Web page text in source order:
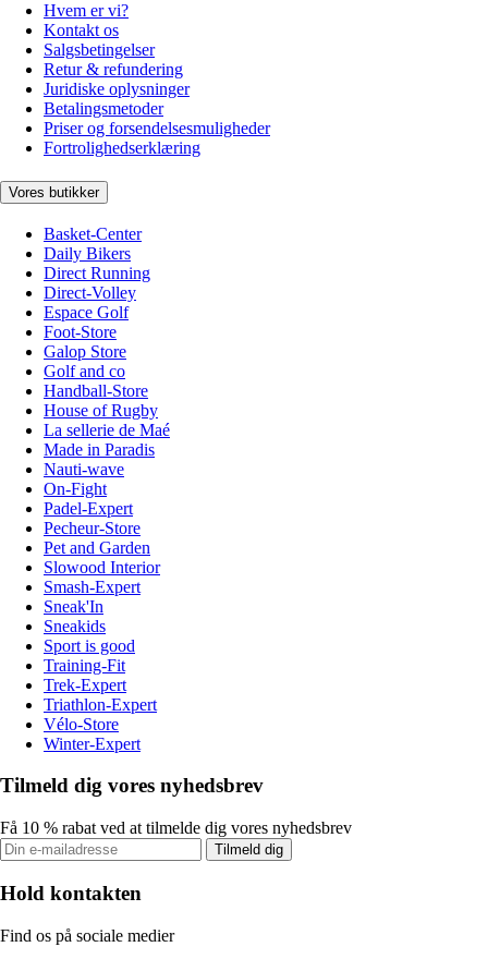
Hvem er vi?
Kontakt os
Salgsbetingelser
Retur & refundering
Juridiske oplysninger
Betalingsmetoder
Priser og forsendelsesmuligheder
Fortrolighedserklæring
Vores butikker
Basket-Center
Daily Bikers
Direct Running
Direct-Volley
Espace Golf
Foot-Store
Galop Store
Golf and co
Handball-Store
House of Rugby
La sellerie de Maé
Made in Paradis
Nauti-wave
On-Fight
Padel-Expert
Pecheur-Store
Pet and Garden
Slowood Interior
Smash-Expert
Sneak'In
Sneakids
Sport is good
Training-Fit
Trek-Expert
Triathlon-Expert
Vélo-Store
Winter-Expert
Tilmeld dig vores nyhedsbrev
Få 10 % rabat ved at tilmelde dig vores nyhedsbrev
Tilmeld dig
Hold kontakten
Find os på sociale medier